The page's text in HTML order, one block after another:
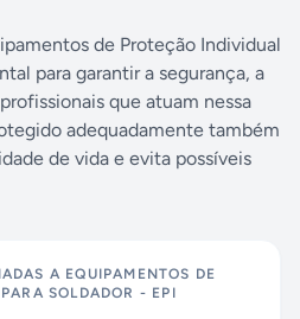
de Proteção Individual
para garantir a segurança, a
que atuam nessa
adequadamente também
de vida e evita possíveis
A EQUIPAMENTOS DE
SOLDADOR - EPI